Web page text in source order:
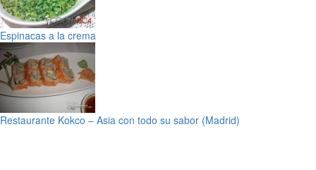
Espinacas a la crema
Restaurante Kokco – Asia con todo su sabor (Madrid)